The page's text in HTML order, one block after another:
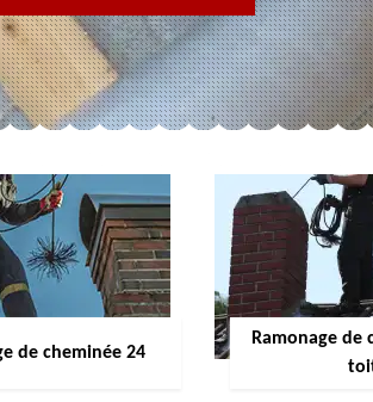
de cheminée 24
Ramonage de